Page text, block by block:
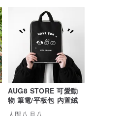
AUG8 STORE 可愛動
物 筆電/平板包 內置絨